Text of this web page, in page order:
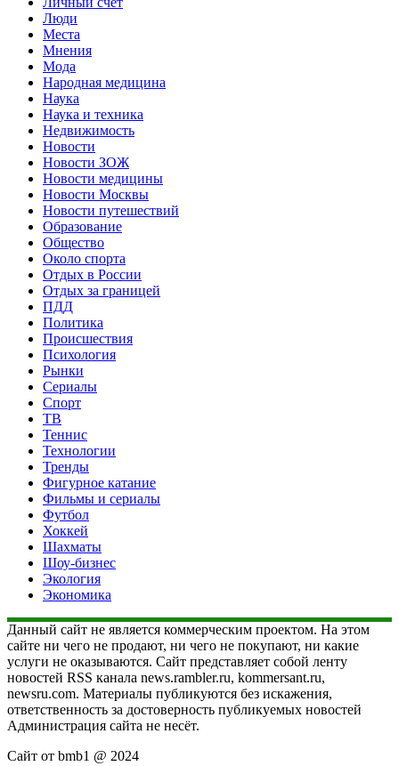
Люди
Места
Мнения
Мода
Народная медицина
Наука
Наука и техника
Недвижимость
Новости
Новости ЗОЖ
Новости медицины
Новости Москвы
Новости путешествий
Образование
Общество
Около спорта
Отдых в России
Отдых за границей
ПДД
Политика
Происшествия
Психология
Рынки
Сериалы
Спорт
ТВ
Теннис
Технологии
Тренды
Фигурное катание
Фильмы и сериалы
Футбол
Хоккей
Шахматы
Шоу-бизнес
Экология
Экономика
Данный сайт не является коммерческим проектом. На этом
сайте ни чего не продают, ни чего не покупают, ни какие
услуги не оказываются. Сайт представляет собой ленту
новостей RSS канала news.rambler.ru, kommersant.ru,
newsru.com. Материалы публикуются без искажения,
ответственность за достоверность публикуемых новостей
Администрация сайта не несёт.
Сайт от bmb1 @ 2024